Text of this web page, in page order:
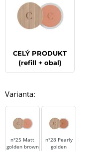
CELÝ PRODUKT
(refill + obal)
Varianta:
n°25 Matt
golden brown
n°28 Pearly
golden